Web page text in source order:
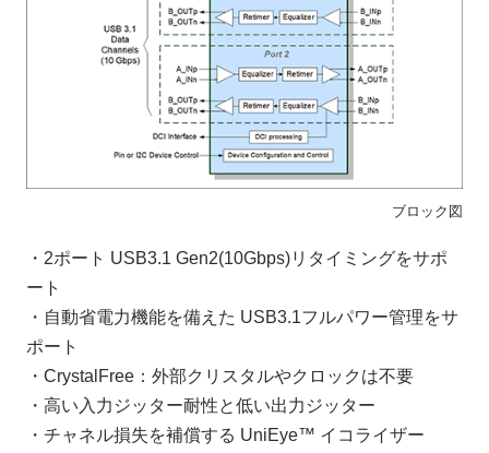
ブロック図
・2ポート USB3.1 Gen2(10Gbps)リタイミングをサポ
ート
・自動省電力機能を備えた USB3.1フルパワー管理をサ
ポート
・CrystalFree：外部クリスタルやクロックは不要
・高い入力ジッター耐性と低い出力ジッター
・チャネル損失を補償する UniEye™ イコライザー